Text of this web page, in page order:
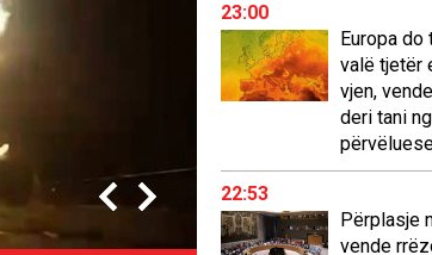
‹ ›
23:00
Europa do
valë tjetër
vjen,
deri tani
22:53
Përplasje
vende